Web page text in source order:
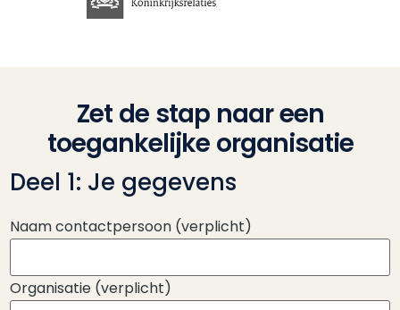
Zet de stap naar een
toegankelijke organisatie
Deel 1: Je gegevens
Naam contactpersoon (verplicht)
Organisatie (verplicht)